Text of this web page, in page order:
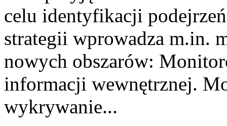
celu identyfikacji
strategii wprowadza m.in.
nowych obszarów:
informacji wewnętrznej.
wykrywanie...